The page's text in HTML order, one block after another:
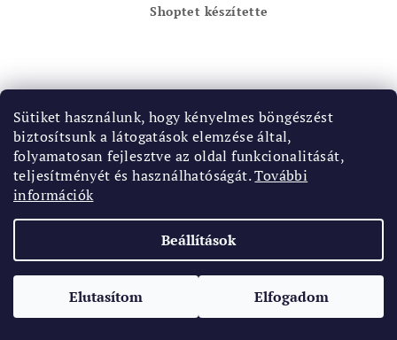
Sütiket használunk, hogy kényelmes böngészést
biztosítsunk a látogatások elemzése által,
folyamatosan fejlesztve az oldal funkcionalitását,
teljesítményét és használhatóságát.További
információk
Beállítások
Elutasítom Elfogadom
Shoptet készítette